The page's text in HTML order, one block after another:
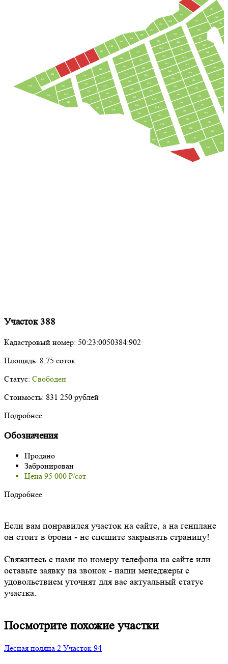
161
162
163
164
165
166
167
168
169
170
171
172
173
180
181
182 183
184
185
186
187
188
189
190
191
192
193
194
195
196
197
198
199
200
201
202
203
204
205
206
207
208
209
210
212
211
213
214
215
216
217
218
219
220
221
222
223
224
225
226
227
228
229
230
231
232
233
234
235
236
237
238
239
240
241
242
243
244
245
246
247
248
249
250
251
252
253
254
255
461
Участок 388
Кадастровый номер: 50:23:0050384:902
Площадь: 8,75 соток
Статус: Свободен
Стоимость: 831 250 рублей
Подробнее
Обозначения
Продано
Забронирован
Цена 95 000 ₽/сот
Подробнее
Если вам понравился участок на сайте, а на генплане
он стоит в брони - не спешите закрывать страницу!
Свяжитесь с нами по номеру телефона на сайте или
оставьте заявку на звонок - наши менеджеры с
удовольствием уточнят для вас актуальный статус
участка.
Посмотрите похожие участки
Лесная поляна 2 Участок 94